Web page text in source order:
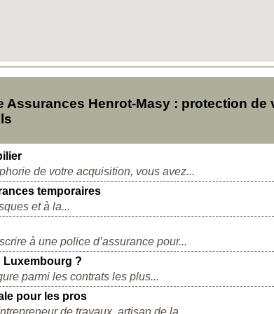
Assurances Henrot-Masy : protection de
de votre acquisition, vous avez...
temporaires
et à la...
à une police d’assurance pour...
Luxembourg ?
parmi les contrats les plus...
pour les pros